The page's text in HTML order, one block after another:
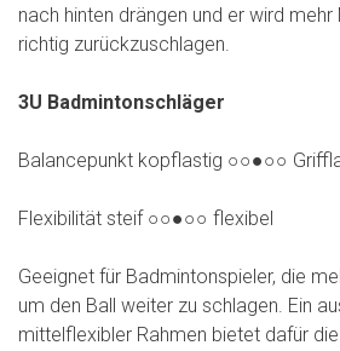
nach hinten drängen und er wird mehr
richtig zurückzuschlagen.
3U Badmintonschläger
Balancepunkt kopflastig ○○●○○
Flexibilität steif ○○●○○ flexibel
Geeignet für Badmintonspieler, die
um den Ball weiter zu schlagen. Ein
mittelflexibler Rahmen bietet dafür